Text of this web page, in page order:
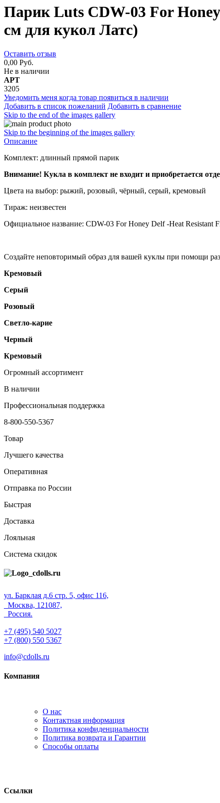
Парик Luts CDW-03 For
см для кукол Латс)
Оставить отзыв
0,00 Руб.
Не в наличии
АРТ
3205
Уведомить меня когда товар появиться в наличии
Добавить в список пожеланий Добавить в сравнение
Skip to the end of the images gallery
Skip to the beginning of the images gallery
Описание
Комплект: длинный прямой парик
Внимание! Кукла в комплект не входит и приобретается
Цвета на выбор: рыжий, розовый, чёрный, серый, кремовый
Тираж: неизвестен
Официальное название: CDW-03 For Honey Delf -Heat Resistant
Создайте неповторимый образ для вашей куклы при помощи
Кремовый
Серый
Розовый
Светло-карие
Черный
Кремовый
Огромный ассортимент
В наличии
Профессиональная поддержка
8-800-550-5367
Товар
Лучшего качества
Оперативная
Отправка по России
Быстрая
Доставка
Лояльная
Система скидок
ул. Барклая д.6 стр. 5, офис 116,
Москва, 121087,
Россия.
+7 (495) 540 5027
+7 (800) 550 5367
info@cdolls.ru
Компания
О нас
Контактная информация
Политика конфиденциальности
Политика возврата и Гарантии
Способы оплаты
Ссылки